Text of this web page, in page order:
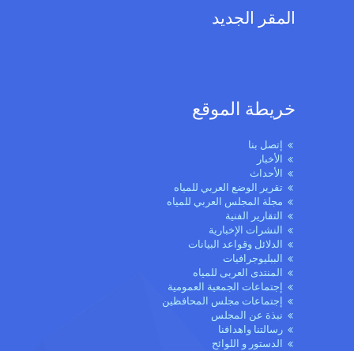
المقر الجديد
خريطة الموقع
إتصل بنا
الأخبار
الأحداث
تقرير الوضع العربي للمياه
مجلة المجلس العربي للمياه
التقارير الفنية
النشرات الإخبارية
الدلائل وقواعد البيانات
الببليوجرافيات
المنتدى العربى للمياه
إجتماعات الجمعية العمومية
إجتماعات مجلس المحافظين
نبذة عن المجلس
رسالتنا واهدافنا
الدستور و اللوائح